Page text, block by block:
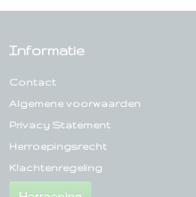
Informatie
Contact
Algemene voorwaarden
Privacy Statement
Herroepingsrecht
Klachtenregeling